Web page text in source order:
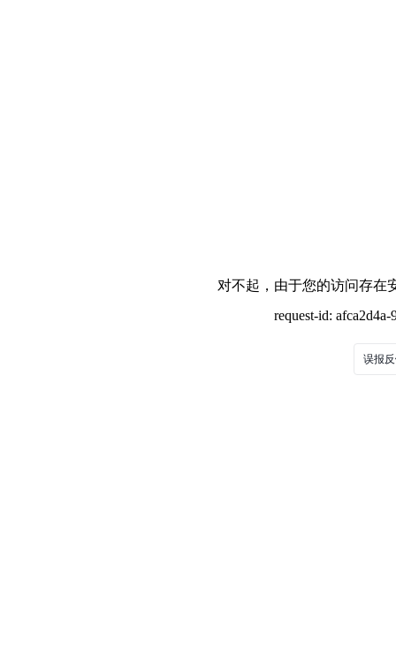
对不起，由于您的访问存在
request-id:
误报